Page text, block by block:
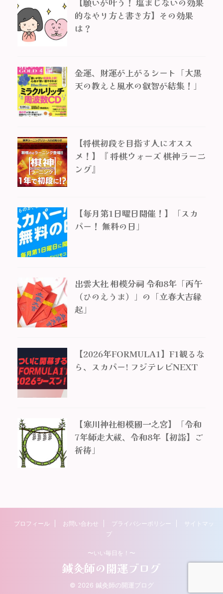
的なやり方と書き方】その効果
は？
金運、財運が上がるシート「大黒
天の教えと風水の叡智が結集！」
【将棋初段を目指す人にオスス
メ！】『 将棋ウォーズ 棋神ラーニ
ング』
【毎月第1日曜日開催！】「スカ
パー！ 無料の日」
出雲大社 相模分祠 令和8年「丙午
（ひのえうま）」の「立春大吉縁
起」
【2026年FORMULA1】F1観るな
ら、スカパー! フジテレビNEXT
【寒川神社相模國一之宮】「令和
7年師走大祓、令和8年【初詣】ご
祈祷」
プロフィール お問い合わせ プライバシーポリシー
サイトマッ
プ
〜いい毎日を！〜
鍼灸師の開運ブログ
© 2026 鍼灸師の開運ブログ